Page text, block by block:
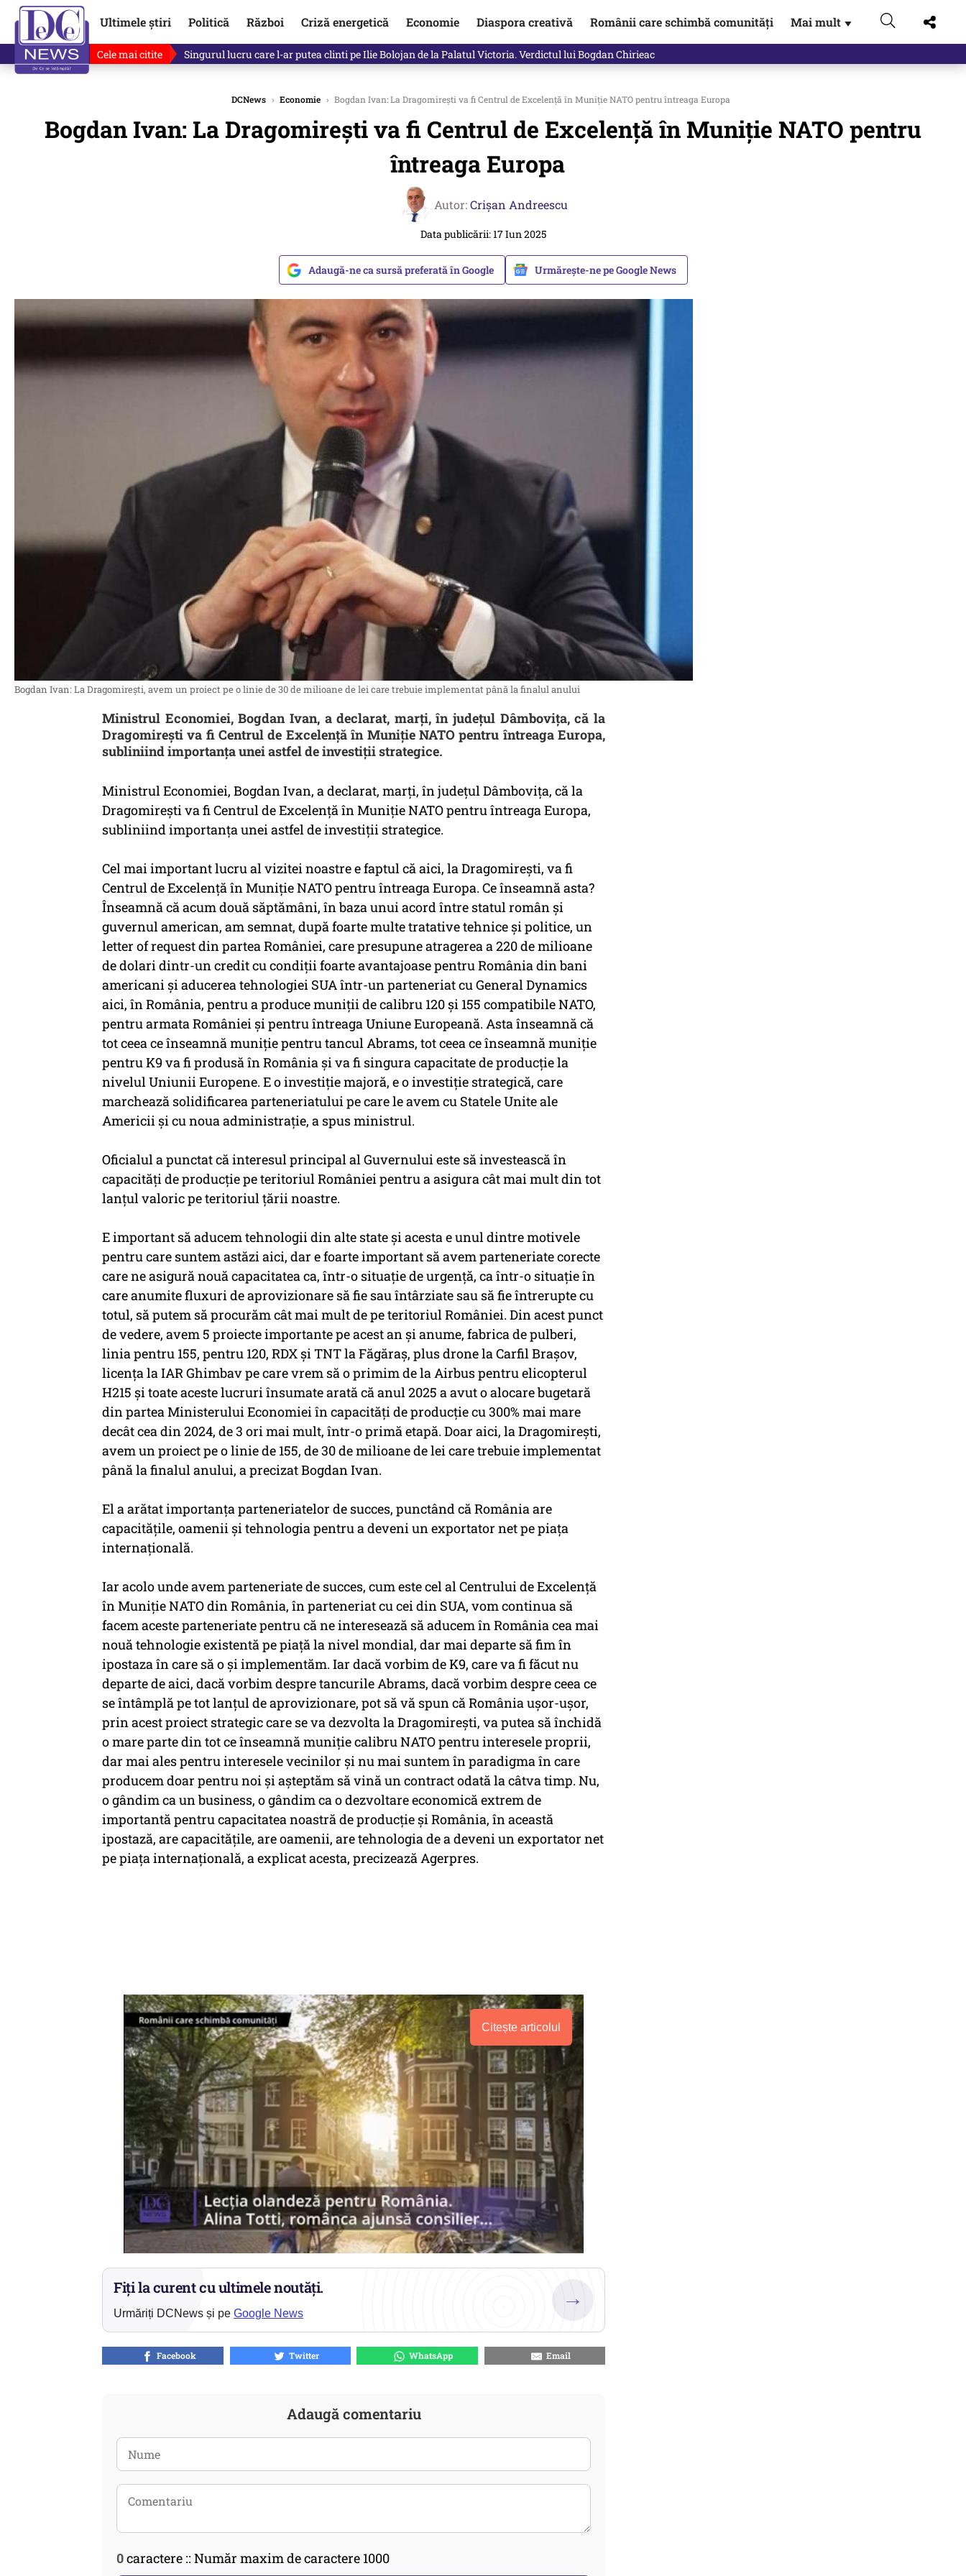
Ultimele știri Politică Război Criză energetică Economie Diaspora creativă Românii care schimbă comunități Mai mult ▼
Cele mai citite Singurul lucru care l-ar putea clinti pe Ilie Bolojan de la Palatul Victoria. Verdictul lui Bogdan Chirieac
DCNews › Economie › Bogdan Ivan: La Dragomirești va fi Centrul de Excelență în Muniție NATO pentru întreaga Europa
Bogdan Ivan: La Dragomirești va fi Centrul de Excelență în Muniție NATO pentru
întreaga Europa
Autor:Crişan Andreescu
Data publicării: 17 Iun 2025
Adaugă-ne ca sursă preferată în Google Urmărește-ne pe Google News
Bogdan Ivan: La Dragomirești, avem un proiect pe o linie de 30 de milioane de lei care trebuie implementat până la finalul anului
Ministrul Economiei, Bogdan Ivan, a declarat, marți, în județul Dâmbovița, că la
Dragomirești va fi Centrul de Excelență în Muniție NATO pentru întreaga Europa,
subliniind importanța unei astfel de investiții strategice.
Ministrul Economiei, Bogdan Ivan, a declarat, marți, în județul Dâmbovița, că la
Dragomirești va fi Centrul de Excelență în Muniție NATO pentru întreaga Europa,
subliniind importanța unei astfel de investiții strategice.
Cel mai important lucru al vizitei noastre e faptul că aici, la Dragomirești, va fi
Centrul de Excelență în Muniție NATO pentru întreaga Europa. Ce înseamnă asta?
Înseamnă că acum două săptămâni, în baza unui acord între statul român și
guvernul american, am semnat, după foarte multe tratative tehnice și politice, un
letter of request din partea României, care presupune atragerea a 220 de milioane
de dolari dintr-un credit cu condiții foarte avantajoase pentru România din bani
americani și aducerea tehnologiei SUA într-un parteneriat cu General Dynamics
aici, în România, pentru a produce muniții de calibru 120 și 155 compatibile NATO,
pentru armata României și pentru întreaga Uniune Europeană. Asta înseamnă că
tot ceea ce înseamnă muniție pentru tancul Abrams, tot ceea ce înseamnă muniție
pentru K9 va fi produsă în România și va fi singura capacitate de producție la
nivelul Uniunii Europene. E o investiție majoră, e o investiție strategică, care
marchează solidificarea parteneriatului pe care le avem cu Statele Unite ale
Americii și cu noua administrație, a spus ministrul.
Oficialul a punctat că interesul principal al Guvernului este să investească în
capacități de producție pe teritoriul României pentru a asigura cât mai mult din tot
lanțul valoric pe teritoriul țării noastre.
E important să aducem tehnologii din alte state și acesta e unul dintre motivele
pentru care suntem astăzi aici, dar e foarte important să avem parteneriate corecte
care ne asigură nouă capacitatea ca, într-o situație de urgență, ca într-o situație în
care anumite fluxuri de aprovizionare să fie sau întârziate sau să fie întrerupte cu
totul, să putem să procurăm cât mai mult de pe teritoriul României. Din acest punct
de vedere, avem 5 proiecte importante pe acest an și anume, fabrica de pulberi,
linia pentru 155, pentru 120, RDX și TNT la Făgăraș, plus drone la Carfil Brașov,
licența la IAR Ghimbav pe care vrem să o primim de la Airbus pentru elicopterul
H215 și toate aceste lucruri însumate arată că anul 2025 a avut o alocare bugetară
din partea Ministerului Economiei în capacități de producție cu 300% mai mare
decât cea din 2024, de 3 ori mai mult, într-o primă etapă. Doar aici, la Dragomirești,
avem un proiect pe o linie de 155, de 30 de milioane de lei care trebuie implementat
până la finalul anului, a precizat Bogdan Ivan.
El a arătat importanța parteneriatelor de succes, punctând că România are
capacitățile, oamenii și tehnologia pentru a deveni un exportator net pe piața
internațională.
Iar acolo unde avem parteneriate de succes, cum este cel al Centrului de Excelență
în Muniție NATO din România, în parteneriat cu cei din SUA, vom continua să
facem aceste parteneriate pentru că ne interesează să aducem în România cea mai
nouă tehnologie existentă pe piață la nivel mondial, dar mai departe să fim în
ipostaza în care să o și implementăm. Iar dacă vorbim de K9, care va fi făcut nu
departe de aici, dacă vorbim despre tancurile Abrams, dacă vorbim despre ceea ce
se întâmplă pe tot lanțul de aprovizionare, pot să vă spun că România ușor-ușor,
prin acest proiect strategic care se va dezvolta la Dragomirești, va putea să închidă
o mare parte din tot ce înseamnă muniție calibru NATO pentru interesele proprii,
dar mai ales pentru interesele vecinilor și nu mai suntem în paradigma în care
producem doar pentru noi și așteptăm să vină un contract odată la câtva timp. Nu,
o gândim ca un business, o gândim ca o dezvoltare economică extrem de
importantă pentru capacitatea noastră de producție și România, în această
ipostază, are capacitățile, are oamenii, are tehnologia de a deveni un exportator net
pe piața internațională, a explicat acesta, precizează Agerpres.
Citește articolul
Fiți la curent cu ultimele noutăți.
Urmăriți DCNews și pe Google News
→
Facebook Twitter WhatsApp Email
Adaugă comentariu
0caractere :: Număr maxim de caractere 1000